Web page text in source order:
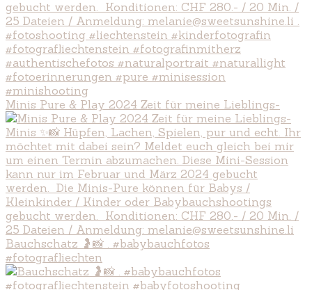
Minis Pure & Play 2024 Zeit für meine Lieblings-
Bauchschatz 🤰📸 . #babybauchfotos
#fotografliechten